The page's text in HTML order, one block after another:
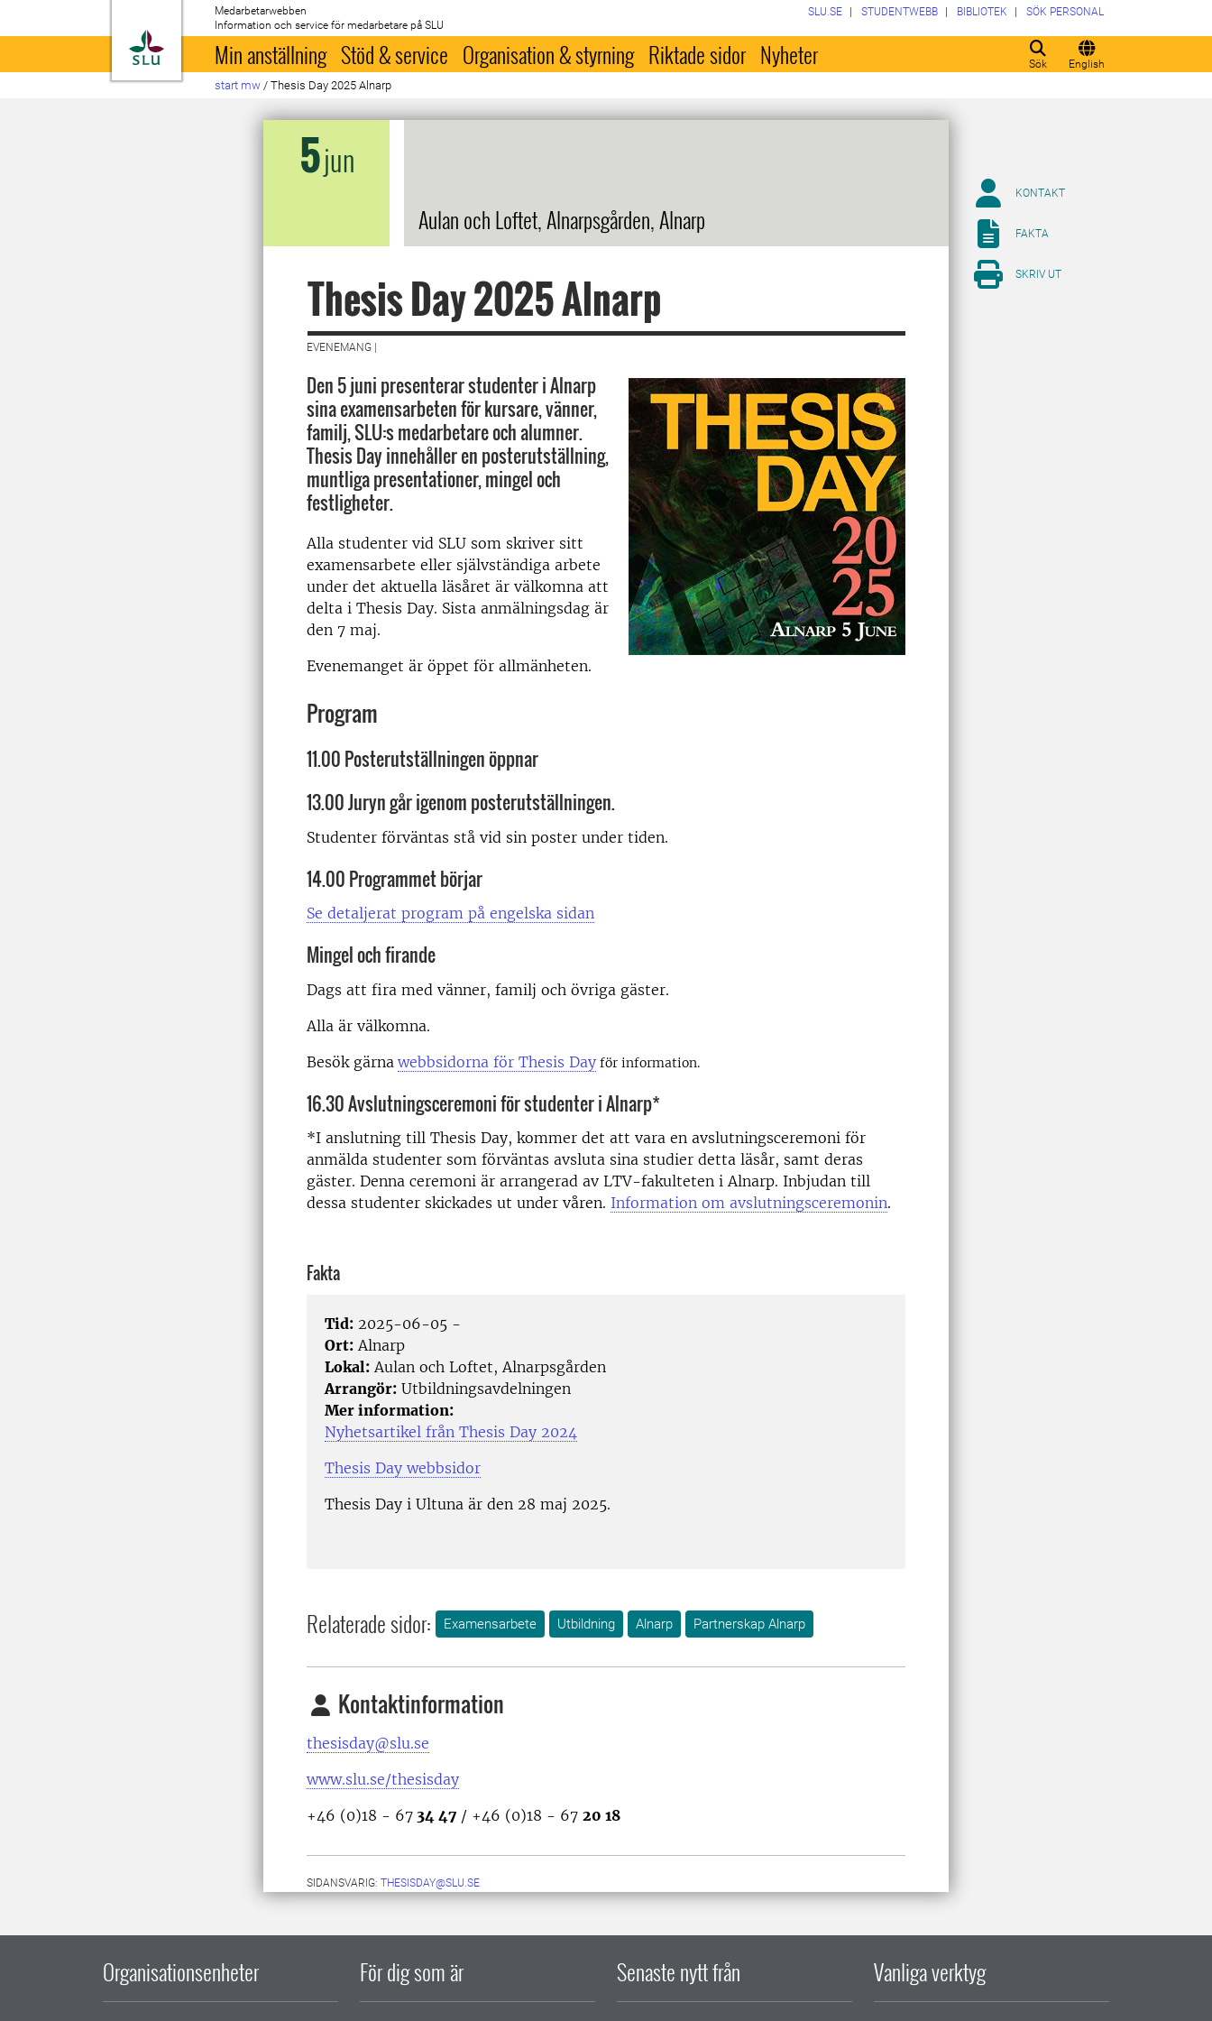
Till startsida
Medarbetarwebben
Information och service för medarbetare på SLU
Sök English
SLU.SE STUDENTWEBB BIBLIOTEK SÖK PERSONAL
Min anställning Stöd & service Organisation & styrning Riktade sidor Nyheter
start mw / Thesis Day 2025 Alnarp
5jun
Aulan och Loftet, Alnarpsgården, Alnarp
Thesis Day 2025 Alnarp
EVENEMANG |
Den 5 juni presenterar studenter i Alnarp
sina examensarbeten för kursare, vänner,
familj, SLU:s medarbetare och alumner.
Thesis Day innehåller en posterutställning,
muntliga presentationer, mingel och
festligheter.
Alla studenter vid SLU som skriver sitt
examensarbete eller självständiga arbete
under det aktuella läsåret är välkomna att
delta i Thesis Day. Sista anmälningsdag är
den 7 maj.
Evenemanget är öppet för allmänheten.
Program
11.00 Posterutställningen öppnar
13.00 Juryn går igenom posterutställningen.
Studenter förväntas stå vid sin poster under tiden.
14.00 Programmet börjar
Se detaljerat program på engelska sidan
Mingel och firande
Dags att fira med vänner, familj och övriga gäster.
Alla är välkomna.
Besök gärna webbsidorna för Thesis Day för information.
16.30 Avslutningsceremoni för studenter i Alnarp*
*I anslutning till Thesis Day, kommer det att vara en avslutningsceremoni för
anmälda studenter som förväntas avsluta sina studier detta läsår, samt deras
gäster. Denna ceremoni är arrangerad av LTV-fakulteten i Alnarp. Inbjudan till
dessa studenter skickades ut under våren. Information om avslutningsceremonin.
Fakta
Tid: 2025-06-05 -
Ort: Alnarp
Lokal: Aulan och Loftet, Alnarpsgården
Arrangör: Utbildningsavdelningen
Mer information:
Nyhetsartikel från Thesis Day 2024
Thesis Day webbsidor
Thesis Day i Ultuna är den 28 maj 2025.
Relaterade sidor: Examensarbete Utbildning Alnarp Partnerskap Alnarp
Kontaktinformation
thesisday@slu.se
www.slu.se/thesisday
+46 (0)18 - 67 34 47 / +46 (0)18 - 67 20 18
SIDANSVARIG: THESISDAY@SLU.SE
KONTAKT
FAKTA
SKRIV UT
Organisationsenheter För dig som är Senaste nytt från Vanliga verktyg